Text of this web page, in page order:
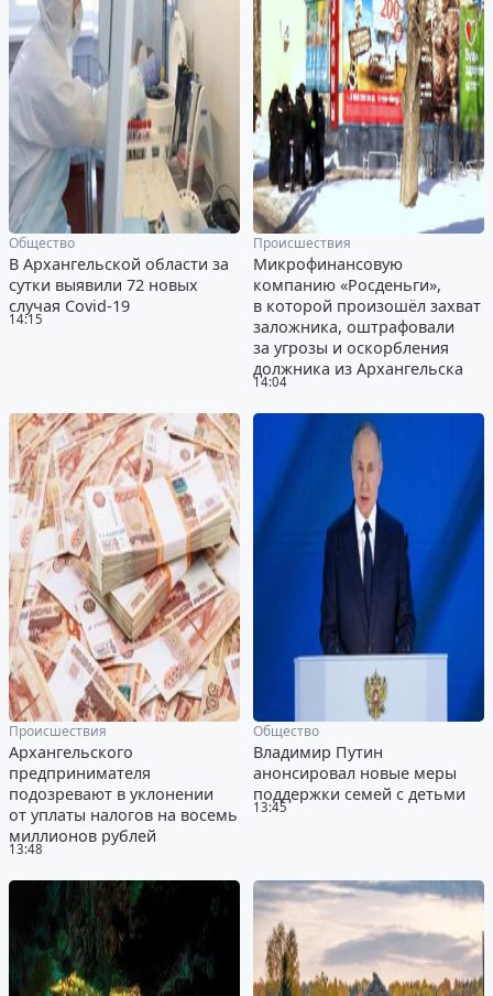
14:15
Общество
В Архангельской области за
сутки выявили 72 новых
случая Covid-19
14:04
Происшествия
Микрофинансовую
компанию «Росденьги»,
в которой произошёл захват
заложника, оштрафовали
за угрозы и оскорбления
должника из Архангельска
13:48
Происшествия
Архангельского
предпринимателя
подозревают в уклонении
от уплаты налогов на восемь
миллионов рублей
13:45
Общество
Владимир Путин
анонсировал новые меры
поддержки семей с детьми